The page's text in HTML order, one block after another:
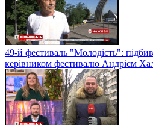
49-й фестиваль "Молодість":
керівником фестивалю Андрієм